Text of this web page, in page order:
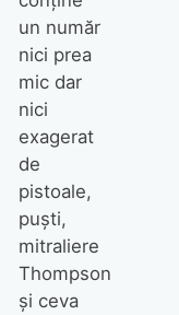
un număr
nici prea
mic dar
nici
exagerat
de
pistoale,
puşti,
mitraliere
Thompson
şi ceva